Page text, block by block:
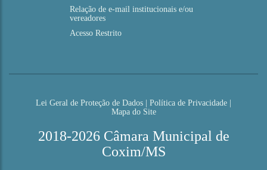
Relação de e-mail institucionais e/ou
vereadores
Acesso Restrito
Lei Geral de Proteção de Dados Política de Privacidade
Mapa do Site
2018-2026 Câmara Municipal de
Coxim/MS